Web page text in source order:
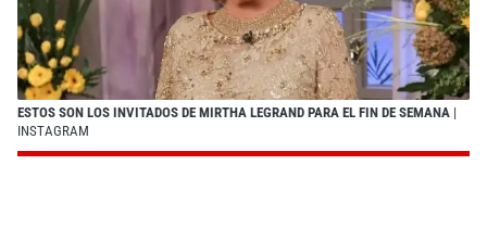
ESTOS SON LOS INVITADOS DE MIRTHA LEGRAND PARA EL FIN DE SEMANA |
INSTAGRAM